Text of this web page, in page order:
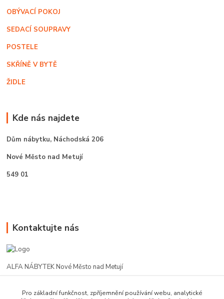
OBÝVACÍ POKOJ
SEDACÍ SOUPRAVY
POSTELE
SKŘÍNĚ V BYTĚ
ŽIDLE
Kde nás najdete
Dům nábytku, Náchodská 206
Nové Město nad Metují
549 01
Kontaktujte nás
ALFA NÁBYTEK Nové Město nad Metují
602 412 331
Pro základní funkčnost, zpříjemnění používání webu, analytické